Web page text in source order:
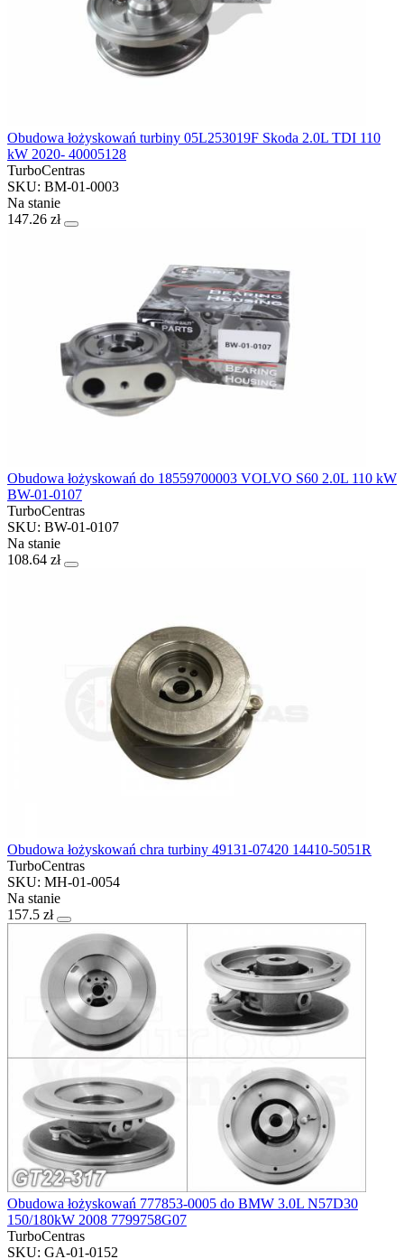
Obudowa łożyskowań turbiny 05L253019F Skoda 2.0L TDI 110
kW 2020- 40005128
TurboCentras
SKU: BM-01-0003
Na stanie
147.26 zł
Obudowa łożyskowań do 18559700003 VOLVO S60 2.0L 110 kW
BW-01-0107
TurboCentras
SKU: BW-01-0107
Na stanie
108.64 zł
Obudowa łożyskowań chra turbiny 49131-07420 14410-5051R
TurboCentras
SKU: MH-01-0054
Na stanie
157.5 zł
Obudowa łożyskowań 777853-0005 do BMW 3.0L N57D30
150/180kW 2008 7799758G07
TurboCentras
SKU: GA-01-0152